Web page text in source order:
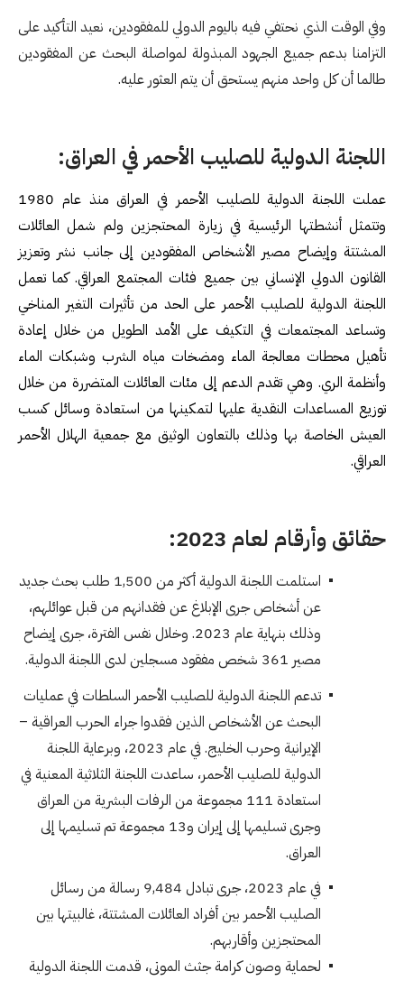
وفي الوقت الذي نحتفي فيه باليوم الدولي للمفقودين، نعيد التأكيد على
التزامنا بدعم جميع الجهود المبذولة لمواصلة البحث عن المفقودين
طالما أن كل واحد منهم يستحق أن يتم العثور عليه.
اللجنة الدولية للصليب الأحمر في العراق:
عملت اللجنة الدولية للصليب الأحمر في العراق منذ عام 1980
وتتمثل أنشطتها الرئيسية في زيارة المحتجزين ولم شمل العائلات
المشتتة وإيضاح مصير الأشخاص المفقودين إلى جانب نشر وتعزيز
القانون الدولي الإنساني بين جميع فئات المجتمع العراقي. كما تعمل
اللجنة الدولية للصليب الأحمر على الحد من تأثيرات التغير المناخي
وتساعد المجتمعات في التكيف على الأمد الطويل من خلال إعادة
تأهيل محطات معالجة الماء ومضخات مياه الشرب وشبكات الماء
وأنظمة الري. وهي تقدم الدعم إلى مئات العائلات المتضررة من خلال
توزيع المساعدات النقدية عليها لتمكينها من استعادة وسائل كسب
العيش الخاصة بها وذلك بالتعاون الوثيق مع جمعية الهلال الأحمر
العراقي.
حقائق وأرقام لعام 2023:
استلمت اللجنة الدولية أكثر من 1,500 طلب بحث جديد
عن أشخاص جرى الإبلاغ عن فقدانهم من قبل عوائلهم،
وذلك بنهاية عام 2023. وخلال نفس الفترة، جرى إيضاح
مصير 361 شخص مفقود مسجلين لدى اللجنة الدولية.
تدعم اللجنة الدولية للصليب الأحمر السلطات في عمليات
البحث عن الأشخاص الذين فقدوا جراء الحرب العراقية –
الإيرانية وحرب الخليج. في عام 2023، وبرعاية اللجنة
الدولية للصليب الأحمر، ساعدت اللجنة الثلاثية المعنية في
استعادة 111 مجموعة من الرفات البشرية من العراق
وجرى تسليمها إلى إيران و13 مجموعة تم تسليمها إلى
العراق.
في عام 2023، جرى تبادل 9,484 رسالة من رسائل
الصليب الأحمر بين أفراد العائلات المشتتة، غالبيتها بين
المحتجزين وأقاربهم.
لحماية وصون كرامة جثث الموتى، قدمت اللجنة الدولية